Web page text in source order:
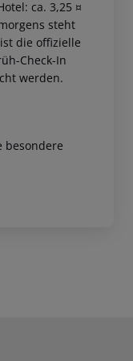
ca. 3,25 ¤
steht
die offizielle
Check-In
werden.
besondere